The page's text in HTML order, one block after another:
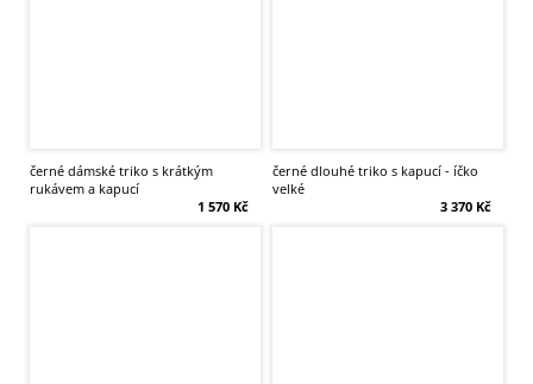
černé dámské triko s krátkým
rukávem a kapucí
1 570 Kč
černé dlouhé triko s kapucí - íčko
velké
3 370 Kč